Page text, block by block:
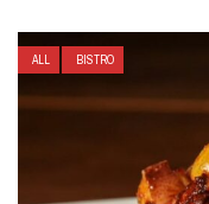
ALL BISTRO